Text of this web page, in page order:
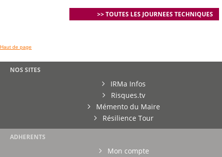
>> TOUTES LES JOURNEES TECHNIQUES
Haut de page
NOS SITES
IRMa Infos
Risques.tv
Mémento du Maire
Résilience Tour
ADHERENTS
Mon compte